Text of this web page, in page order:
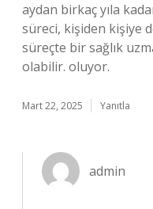
aydan birkaç yıla
süreci, kişiden kişiye
süreçte bir sağlık
olabilir. oluyor.
Mart 22, 2025 Yanıtla
admin